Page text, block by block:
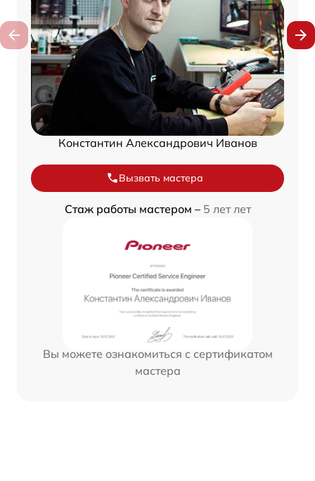
Константин Александрович Иванов
Вызвать мастера
Стаж работы мастером – 5 лет лет
Вы можете ознакомиться с сертификатом
мастера